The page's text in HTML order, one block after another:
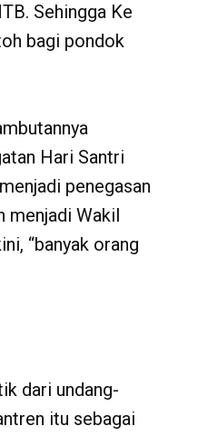
Sehingga Ke
bagi pondok
Hari Santri
penegasan
menjadi Wakil
“banyak orang
dari undang-
itu sebagai